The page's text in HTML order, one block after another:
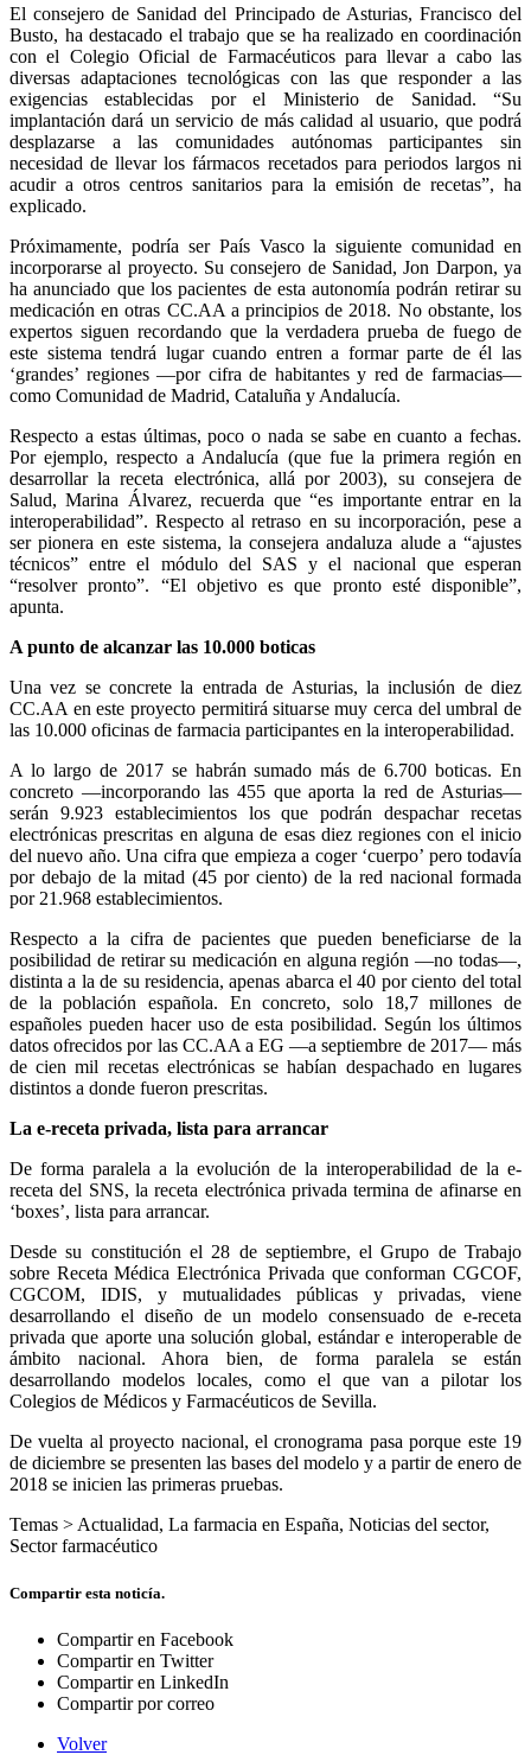
El consejero de Sanidad del Principado de Asturias, Francisco del
Busto, ha destacado el trabajo que se ha realizado en coordinación
con el Colegio Oficial de Farmacéuticos para llevar a cabo las
diversas adaptaciones tecnológicas con las que responder a las
exigencias establecidas por el Ministerio de Sanidad. “Su
implantación dará un servicio de más calidad al usuario, que podrá
desplazarse a las comunidades autónomas participantes sin
necesidad de llevar los fármacos recetados para periodos largos ni
acudir a otros centros sanitarios para la emisión de recetas”, ha
explicado.
Próximamente, podría ser País Vasco la siguiente comunidad en
incorporarse al proyecto. Su consejero de Sanidad, Jon Darpon, ya
ha anunciado que los pacientes de esta autonomía podrán retirar su
medicación en otras CC.AA a principios de 2018. No obstante, los
expertos siguen recordando que la verdadera prueba de fuego de
este sistema tendrá lugar cuando entren a formar parte de él las
‘grandes’ regiones —por cifra de habitantes y red de farmacias—
como Comunidad de Madrid, Cataluña y Andalucía.
Respecto a estas últimas, poco o nada se sabe en cuanto a fechas.
Por ejemplo, respecto a Andalucía (que fue la primera región en
desarrollar la receta electrónica, allá por 2003), su consejera de
Salud, Marina Álvarez, recuerda que “es importante entrar en la
interoperabilidad”. Respecto al retraso en su incorporación, pese a
ser pionera en este sistema, la consejera andaluza alude a “ajustes
técnicos” entre el módulo del SAS y el nacional que esperan
“resolver pronto”. “El objetivo es que pronto esté disponible”,
apunta.
A punto de alcanzar las 10.000 boticas
Una vez se concrete la entrada de Asturias, la inclusión de diez
CC.AA en este proyecto permitirá situarse muy cerca del umbral de
las 10.000 oficinas de farmacia participantes en la interoperabilidad.
A lo largo de 2017 se habrán sumado más de 6.700 boticas. En
concreto —incorporando las 455 que aporta la red de Asturias—
serán 9.923 establecimientos los que podrán despachar recetas
electrónicas prescritas en alguna de esas diez regiones con el inicio
del nuevo año. Una cifra que empieza a coger ‘cuerpo’ pero todavía
por debajo de la mitad (45 por ciento) de la red nacional formada
por 21.968 establecimientos.
Respecto a la cifra de pacientes que pueden beneficiarse de la
posibilidad de retirar su medicación en alguna región —no todas—,
distinta a la de su residencia, apenas abarca el 40 por ciento del total
de la población española. En concreto, solo 18,7 millones de
españoles pueden hacer uso de esta posibilidad. Según los últimos
datos ofrecidos por las CC.AA a EG —a septiembre de 2017— más
de cien mil recetas electrónicas se habían despachado en lugares
distintos a donde fueron prescritas.
La e-receta privada, lista para arrancar
De forma paralela a la evolución de la interoperabilidad de la e-
receta del SNS, la receta electrónica privada termina de afinarse en
‘boxes’, lista para arrancar.
Desde su constitución el 28 de septiembre, el Grupo de Trabajo
sobre Receta Médica Electrónica Privada que conforman CGCOF,
CGCOM, IDIS, y mutualidades públicas y privadas, viene
desarrollando el diseño de un modelo consensuado de e-receta
privada que aporte una solución global, estándar e interoperable de
ámbito nacional. Ahora bien, de forma paralela se están
desarrollando modelos locales, como el que van a pilotar los
Colegios de Médicos y Farmacéuticos de Sevilla.
De vuelta al proyecto nacional, el cronograma pasa porque este 19
de diciembre se presenten las bases del modelo y a partir de enero de
2018 se inicien las primeras pruebas.
Temas >Actualidad, La farmacia en España, Noticias del sector,
Sector farmacéutico
Compartir esta noticía.
Compartir en Facebook
Compartir en Twitter
Compartir en LinkedIn
Compartir por correo
Volver